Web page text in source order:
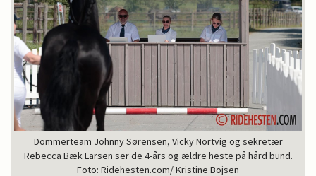
Dommerteam Johnny Sørensen, Vicky Nortvig og sekretær
Rebecca Bæk Larsen ser de 4-års og ældre heste på hård bund.
Foto: Ridehesten.com/ Kristine Bojsen